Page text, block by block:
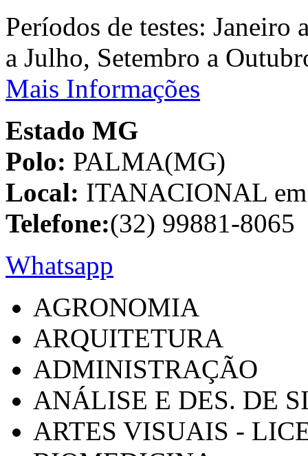
Períodos de testes:
a Julho, Setembro a
Mais Informações
Estado MG
Polo: PALMA(MG)
Local: ITANACIONAL
Telefone:(32) 99881-8065
Whatsapp
AGRONOMIA
ARQUITETURA
ADMINISTRAÇÃO
ANÁLISE E DES. DE
ARTES VISUAIS -